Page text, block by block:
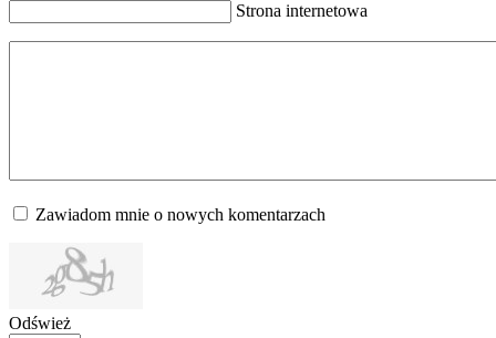
Strona internetowa
Zawiadom mnie o nowych komentarzach
Odśwież